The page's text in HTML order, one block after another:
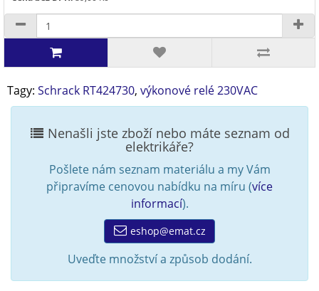
Tagy: Schrack RT424730, výkonové relé 230VAC
Nenašli jste zboží nebo máte seznam od
elektrikáře?
Pošlete nám seznam materiálu a my Vám
připravíme cenovou nabídku na míru (více
informací).
eshop@emat.cz
Uveďte množství a způsob dodání.